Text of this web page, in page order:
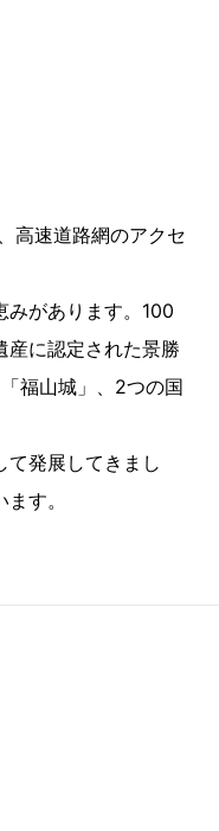
高速道路網のアクセ
みがあります。100
産に認定された景勝
福山城」、2つの国
て発展してきまし
す。